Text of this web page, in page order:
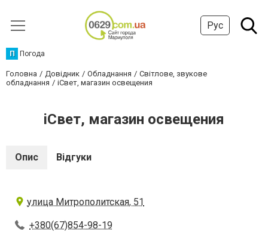
Рус
П Погода
Головна Довідник Обладнання
Світлове, звукове
обладнання
iСвет, магазин освещения
iСвет, магазин освещения
Опис Відгуки
улица Митрополитская, 51
+380(67)854-98-19